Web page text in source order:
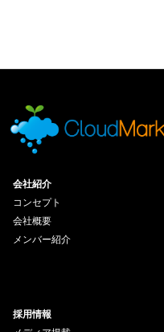
会社紹介
コンセプト
会社概要
メンバー紹介
採用情報